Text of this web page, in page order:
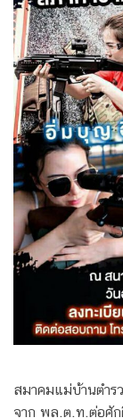
สมาคมแม่บ้านตำร
จาก พล.ต.ท.ต่อศั